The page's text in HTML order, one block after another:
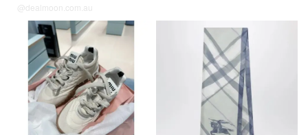
@dealmoon.com.au